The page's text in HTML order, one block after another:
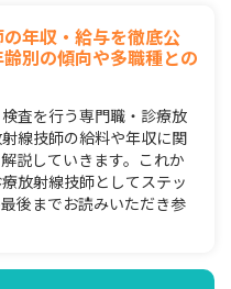
年収・給与を徹底公
別の傾向や多職種との
査を行う専門職・診療放
線技師の給料や年収に関
説していきます。これか
放射線技師としてステッ
後までお読みいただき参